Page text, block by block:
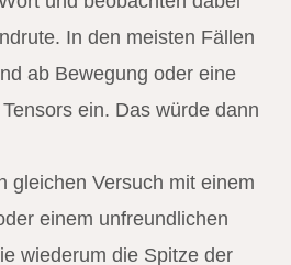
In den meisten Fällen
ab Bewegung oder eine
ein. Das würde dann
gleichen Versuch mit einem
einem unfreundlichen
wiederum die Spitze der